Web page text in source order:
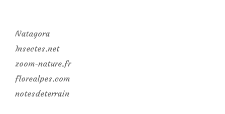
Natagora
Insectes.net
zoom-nature.fr
florealpes.com
notesdeterrain